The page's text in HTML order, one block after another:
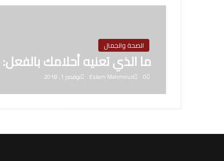
الصحة والجمال
ما الذي تعنيه أحلامك
Eslam Mahmoud نوفمبر 1, 2018 0